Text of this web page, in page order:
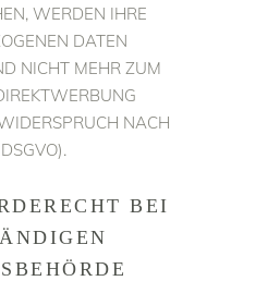
WERDEN IHRE
DATEN
NICHT MEHR ZUM
NACH
BEI